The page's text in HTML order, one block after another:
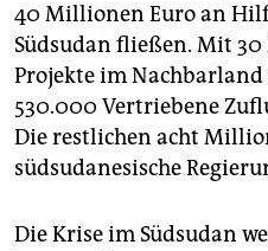
40 Millionen Euro an
Südsudan fließen. Mit
Projekte im
530.000 Vertriebene
Die restlichen acht
südsudanesische
Die Krise im Südsudan